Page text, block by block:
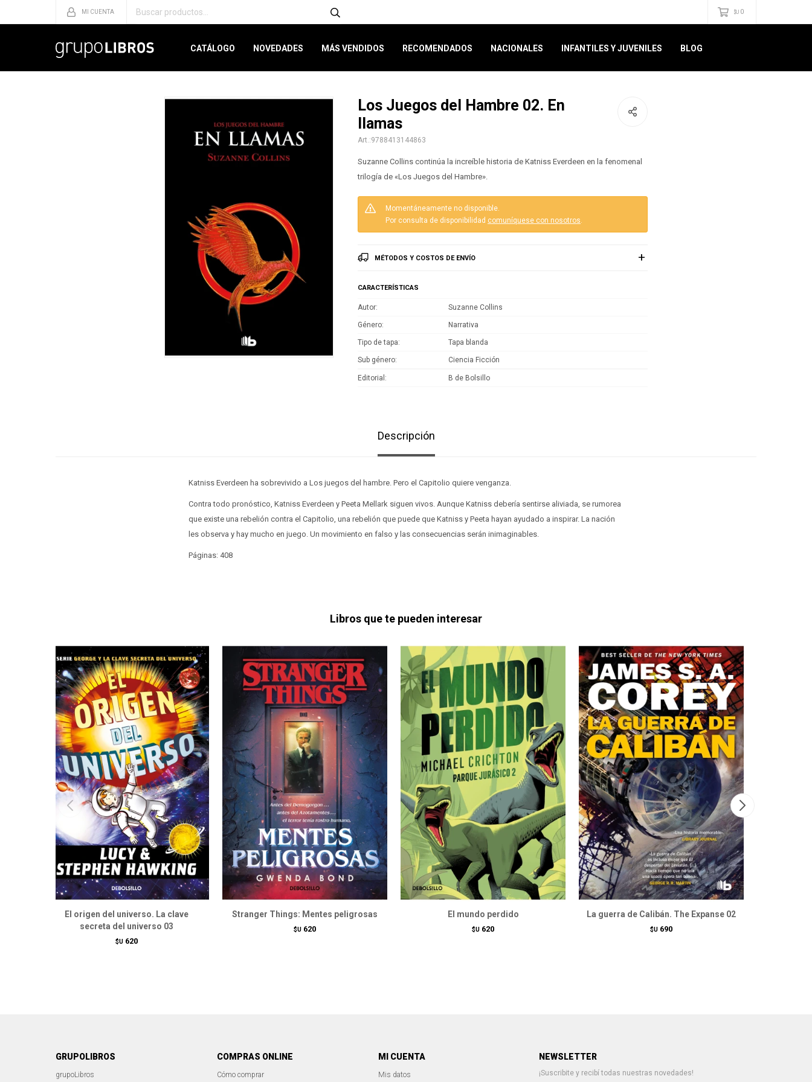
CATÁLOGO NOVEDADES MÁS VENDIDOS RECOMENDADOS NACIONALES INFANTILES Y JUVENILES BLOG
$U 0
Los Juegos del Hambre 02. En
llamas
9788413144863
Suzanne Collins continúa la increíble historia de Katniss Everdeen en la fenomenal
trilogía de «Los Juegos del Hambre».
Momentáneamente no disponible.
Por consulta de disponibilidad comuníquese con nosotros.
MÉTODOS Y COSTOS DE ENVÍO
CARACTERÍSTICAS
Autor Suzanne Collins
Género Narrativa
Tipo de tapa Tapa blanda
Sub género Ciencia Ficción
Editorial B de Bolsillo
Descripción
Katniss Everdeen ha sobrevivido a Los juegos del hambre. Pero el Capitolio quiere venganza.
Contra todo pronóstico, Katniss Everdeen y Peeta Mellark siguen vivos. Aunque Katniss debería sentirse aliviada, se rumorea
que existe una rebelión contra el Capitolio, una rebelión que puede que Katniss y Peeta hayan ayudado a inspirar. La nación
les observa y hay mucho en juego. Un movimiento en falso y las consecuencias serán inimaginables.
Páginas: 408
Libros que te pueden interesar
El origen del universo. La clave
secreta del universo 03
$U 620
Stranger Things: Mentes peligrosas
$U 620
El mundo perdido
$U 620
La guerra de Calibán. The Expanse 02
$U 690
GRUPOLIBROS
grupoLibros
COMPRAS ONLINE
Cómo comprar
MI CUENTA
Mis datos
NEWSLETTER
¡Suscribite y recibí todas nuestras novedades!